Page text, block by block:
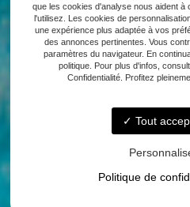
que les cookies d'analyse nous aident à
l'utilisez. Les cookies de
une expérience plus adaptée à vos
des annonces pertinentes. Vous
paramètres du navigateur. En
politique. Pour plus d'infos,
Confidentialité. Profitez
Tout
Politique de